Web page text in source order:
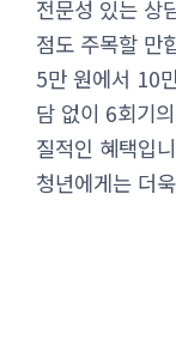
전문성 있는 상
점도 주목할 만
5만 원에서 10
담 없이 6회기
질적인 혜택입
청년에게는 더